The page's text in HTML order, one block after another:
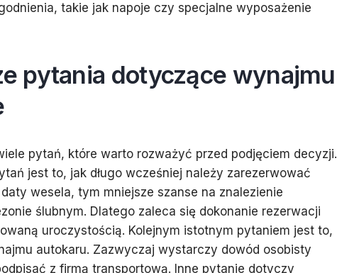
takie jak napoje czy specjalne wyposażenie
pytania dotyczące wynajmu
pytań, które warto rozważyć przed podjęciem decyzji.
jest to, jak długo wcześniej należy zarezerwować
wesela, tym mniejsze szanse na znalezienie
ślubnym. Dlatego zaleca się dokonanie rezerwacji
uroczystością. Kolejnym istotnym pytaniem jest to,
autokaru. Zazwyczaj wystarczy dowód osobisty
z firmą transportową. Inne pytanie dotyczy